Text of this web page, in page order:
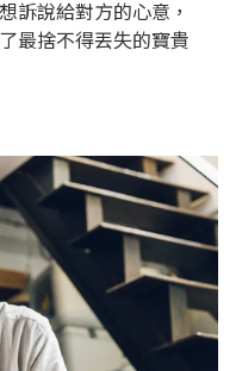
訴說給對方的心意，
最捨不得丟失的寶貴